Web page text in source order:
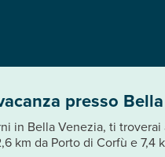
presso
in Bella Venezia, ti
km da Porto di Corfù e 7,4